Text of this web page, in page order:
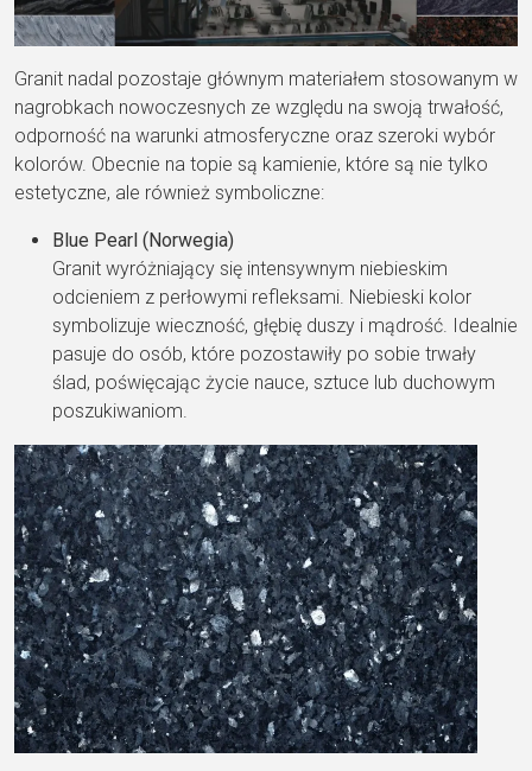
Granit nadal pozostaje głównym materiałem stosowanym w
nagrobkach nowoczesnych ze względu na swoją trwałość,
odporność na warunki atmosferyczne oraz szeroki wybór
kolorów. Obecnie na topie są kamienie, które są nie tylko
estetyczne, ale również symboliczne:
Blue Pearl (Norwegia)
Granit wyróżniający się intensywnym niebieskim
odcieniem z perłowymi refleksami. Niebieski kolor
symbolizuje wieczność, głębię duszy i mądrość. Idealnie
pasuje do osób, które pozostawiły po sobie trwały
ślad, poświęcając życie nauce, sztuce lub duchowym
poszukiwaniom.